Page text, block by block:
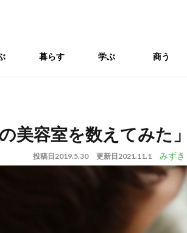
暮らす 学ぶ 商う
美容室を数えてみた」
投稿日2019.5.30 更新日2021.11.1 みずき